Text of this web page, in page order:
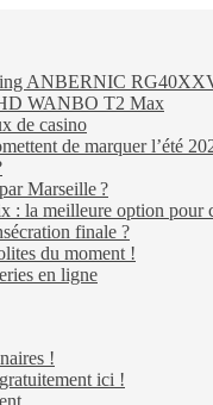
ANBERNIC
WANBO T2 Max
de casino
de marquer l’été
Marseille ?
: la meilleure option pour
finale ?
du moment !
en ligne
!
ici !